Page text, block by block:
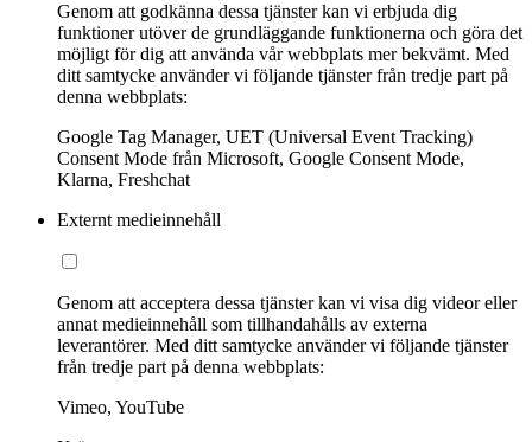
Genom att godkänna dessa tjänster kan vi erbjuda dig
funktioner utöver de grundläggande funktionerna och göra det
möjligt för dig att använda vår webbplats mer bekvämt. Med
ditt samtycke använder vi följande tjänster från tredje part på
denna webbplats:
Google Tag Manager, UET (Universal Event Tracking)
Consent Mode från Microsoft, Google Consent Mode,
Klarna, Freshchat
Externt medieinnehåll
Genom att acceptera dessa tjänster kan vi visa dig videor eller
annat medieinnehåll som tillhandahålls av externa
leverantörer. Med ditt samtycke använder vi följande tjänster
från tredje part på denna webbplats:
Vimeo, YouTube